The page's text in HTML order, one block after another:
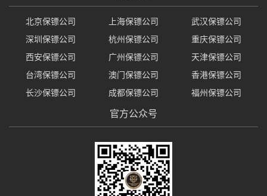
北京保镖公司 上海保镖公司
武汉保镖公司
深圳保镖公司
杭州保镖公司
重庆保镖公司
西安保镖公司
广州保镖公司
天津保镖公司
台湾保镖公司
澳门保镖公司
香港保镖公司
长沙保镖公司
成都保镖公司 福州保镖公司
官方公众号